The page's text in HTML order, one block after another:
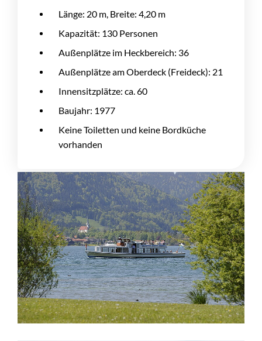
Länge: 20 m, Breite: 4,20 m
Kapazität: 130 Personen
Außenplätze im Heckbereich: 36
Außenplätze am Oberdeck (Freideck): 21
Innensitzplätze: ca. 60
Baujahr: 1977
Keine Toiletten und keine Bordküche
vorhanden